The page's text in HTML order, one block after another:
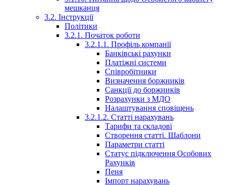
мешканця
3.2. Інструкції
Політики
3.2.1. Початок роботи
3.2.1.1. Профіль компанії
Банківські рахунки
Платіжні системи
Співробітники
Визначення боржників
Санкції до боржників
Розрахунки з МДО
Налаштування сповіщень
3.2.1.2. Статті нарахувань
Тарифи та складові
Створення статті. Шаблони
Параметри статті
Статус підключення Особових
Рахунків
Пеня
Імпорт нарахувань